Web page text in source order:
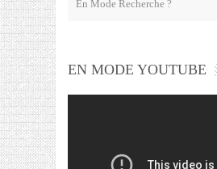
EN MODE YOUTUBE